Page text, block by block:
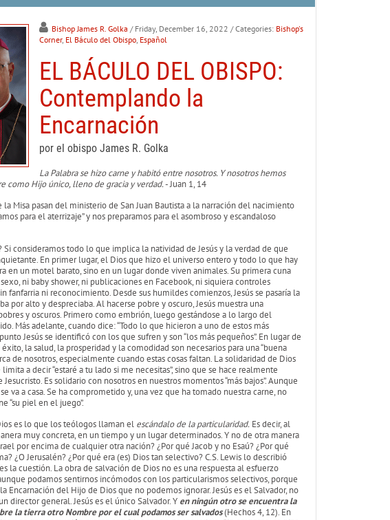
Bishop James R. Golka / Friday, December 16, 2022 / Categories: Bishop's
Corner, El Báculo del Obispo, Español
EL BÁCULO DEL OBISPO:
Contemplando la
Encarnación
por el obispo James R. Golka
La Palabra se hizo carne y habitó entre nosotros. Y nosotros hemos
como Hijo único, lleno de gracia y verdad.- Juan 1, 14
Misa pasan del ministerio de San Juan Bautista a la narración del nacimiento
para el aterrizaje” y nos preparamos para el asombroso y escandaloso
Si consideramos todo lo que implica la natividad de Jesús y la verdad de que
En primer lugar, el Dios que hizo el universo entero y todo lo que hay
en un motel barato, sino en un lugar donde viven animales. Su primera cuna
ni baby shower, ni publicaciones en Facebook, ni siquiera controles
fanfarria ni reconocimiento. Desde sus humildes comienzos, Jesús se pasaría la
por alto y despreciaba. Al hacerse pobre y oscuro, Jesús muestra una
y oscuros. Primero como embrión, luego gestándose a lo largo del
Más adelante, cuando dice: “Todo lo que hicieron a uno de estos más
Jesús se identificó con los que sufren y son “los más pequeños”. En lugar de
la salud, la prosperidad y la comodidad son necesarios para una “buena
de nosotros, especialmente cuando estas cosas faltan. La solidaridad de Dios
a decir “estaré a tu lado si me necesitas”, sino que se hace realmente
Es solidario con nosotros en nuestros momentos “más bajos”. Aunque
va a casa. Se ha comprometido y, una vez que ha tomado nuestra carne, no
“su piel en el juego”.
es lo que los teólogos llaman el escándalo de la particularidad.Es decir, al
muy concreta, en un tiempo y un lugar determinados. Y no de otra manera
por encima de cualquier otra nación? ¿Por qué Jacob y no Esaú? ¿Por qué
¿O Jerusalén? ¿Por qué era (es) Dios tan selectivo? C.S. Lewis lo describió
la cuestión. La obra de salvación de Dios no es una respuesta al esfuerzo
podamos sentirnos incómodos con los particularismos selectivos, porque
Encarnación del Hijo de Dios que no podemos ignorar. Jesús es el Salvador, no
director general. Jesús es el único Salvador. Y en ningún otro se encuentra la
la tierra otro Nombre por el cual podamos ser salvados(Hechos 4, 12). En